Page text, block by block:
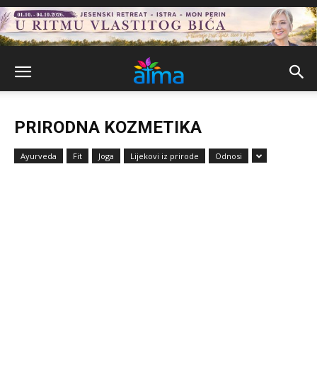
PRIRODNA KOZMETIKA
Ayurveda Fit Joga Lijekovi iz prirode Odnosi